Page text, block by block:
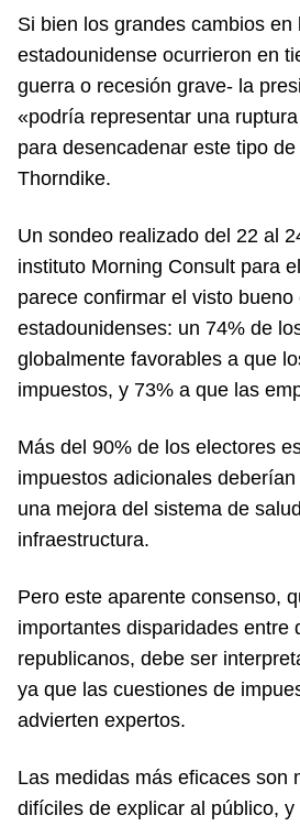
Si bien los grandes cambios en
estadounidense ocurrieron en
guerra o recesión grave- la
«podría representar una
para desencadenar este tipo
Thorndike.
Un sondeo realizado del 22 al
instituto Morning Consult para
parece confirmar el visto
estadounidenses: un 74% de
globalmente favorables a que
impuestos, y 73% a que las
Más del 90% de los electores
impuestos adicionales
una mejora del sistema de
infraestructura.
Pero este aparente consenso,
importantes disparidades entre
republicanos, debe ser
ya que las cuestiones de
advierten expertos.
Las medidas más eficaces son
difíciles de explicar al público,